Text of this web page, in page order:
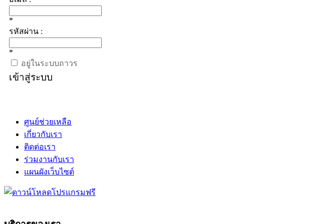
*
รหัสผ่าน :
*
อยู่ในระบบถาวร
เข้าสู่ระบบ
ศูนย์ช่วยเหลือ
เกี่ยวกับเรา
ติดต่อเรา
ร่วมงานกับเรา
แผนผังเว็บไซต์